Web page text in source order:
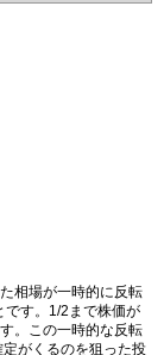
相場が一時的に反転
です。1/2まで株価が
。この一時的な反転
がくるのを狙った投